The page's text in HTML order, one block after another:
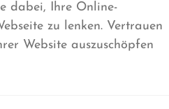
dabei, Ihre Online-
zu lenken. Vertrauen
Website auszuschöpfen